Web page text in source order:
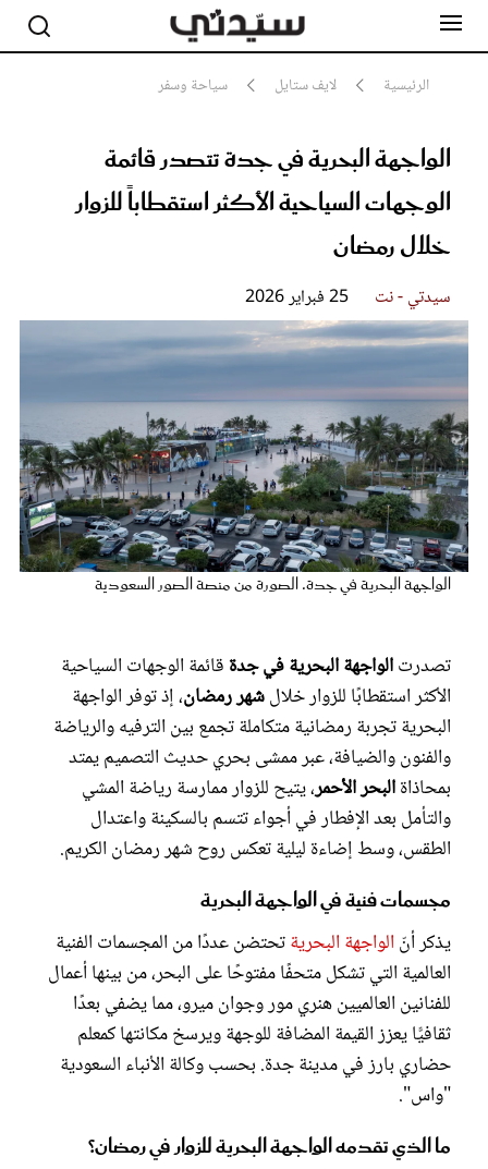
الرئيسية لايف ستايل سياحة وسفر
الواجهة البحرية في جدة تتصدر قائمة
الوجهات السياحية الأكثر استقطاباً للزوار
خلال رمضان
سيدتي - نت 25 فبراير 2026
الواجهة البحرية في جدة. الصورة من منصة الصور السعودية
تصدرتالواجهة البحرية في جدةقائمة الوجهات السياحية
الأكثر استقطابًا للزوار خلالشهر رمضان، إذ توفر الواجهة
البحرية تجربة رمضانية متكاملة تجمع بين الترفيه والرياضة
والفنون والضيافة، عبر ممشى بحري حديث التصميم يمتد
بمحاذاةالبحر الأحمر، يتيح للزوار ممارسة رياضة المشي
والتأمل بعد الإفطار في أجواء تتسم بالسكينة واعتدال
الطقس، وسط إضاءة ليلية تعكس روح شهر رمضان الكريم.
مجسمات فنية في الواجهة البحرية
يذكر أنّ الواجهة البحريةتحتضن عددًا من المجسمات الفنية
العالمية التي تشكل متحفًا مفتوحًا على البحر، من بينها أعمال
للفنانين العالميين هنري مور وجوان ميرو، مما يضفي بعدًا
ثقافيًّا يعزز القيمة المضافة للوجهة ويرسخ مكانتها كمعلم
حضاري بارز في مدينة جدة. بحسب وكالة الأنباء السعودية
"واس".
ما الذي تقدمه الواجهة البحرية للزوار في رمضان؟
مشاهير
جمال
سيدتي وطفلك
بلس+
مطبخ سيدتي
مقالات الرأي
ستايل
تقارير
عروس سيدتي
مجلة سيدتي